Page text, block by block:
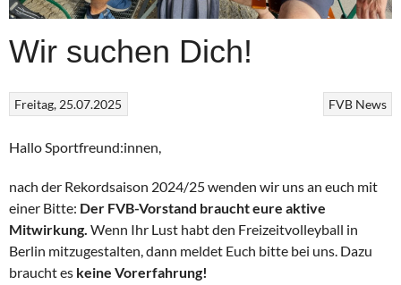
Wir suchen Dich!
FVB News
Freitag, 25.07.2025
Hallo Sportfreund:innen,
nach der Rekordsaison 2024/25 wenden wir uns an euch mit
einer Bitte: Der FVB-Vorstand braucht eure aktive
Mitwirkung. Wenn Ihr Lust habt den Freizeitvolleyball in
Berlin mitzugestalten, dann meldet Euch bitte bei uns. Dazu
braucht es keine Vorerfahrung!